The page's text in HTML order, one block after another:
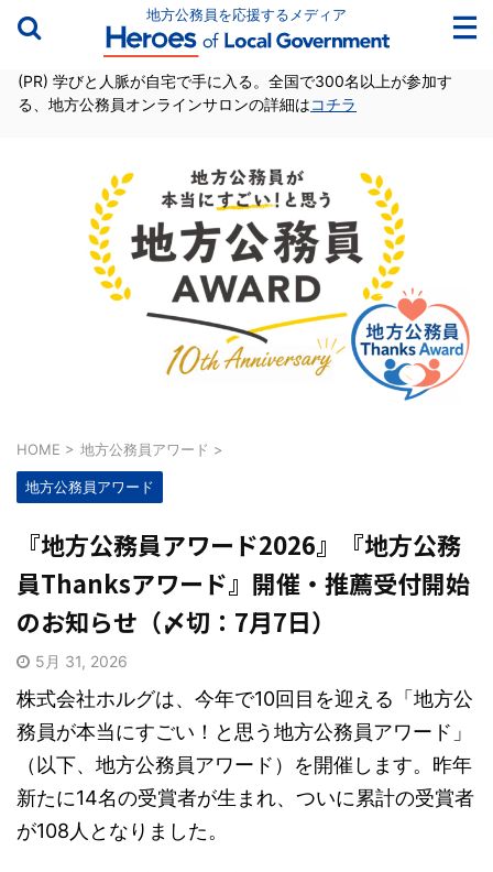
地方公務員を応援するメディア
(PR) 学びと人脈が自宅で手に入る。全国で300名以上が参加す
る、地方公務員オンラインサロンの詳細はコチラ
HOME > 地方公務員アワード >
地方公務員アワード
『地方公務員アワード2026』『地方公務
員Thanksアワード』開催・推薦受付開始
のお知らせ（〆切：7月7日）
5月 31, 2026
株式会社ホルグは、今年で10回目を迎える「地方公
務員が本当にすごい！と思う地方公務員アワード」
（以下、地方公務員アワード）を開催します。昨年
新たに14名の受賞者が生まれ、ついに累計の受賞者
が108人となりました。